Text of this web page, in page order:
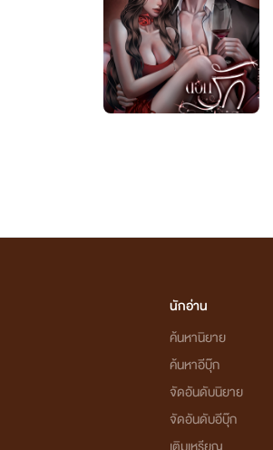
นักอ่าน
ค้นหานิยาย
ค้นหาอีบุ๊ก
จัดอันดับนิยาย
จัดอันดับอีบุ๊ก